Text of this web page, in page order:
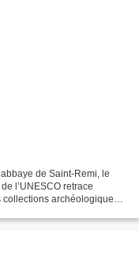
de Saint-Remi, le
l’UNESCO retrace
collections archéologiques